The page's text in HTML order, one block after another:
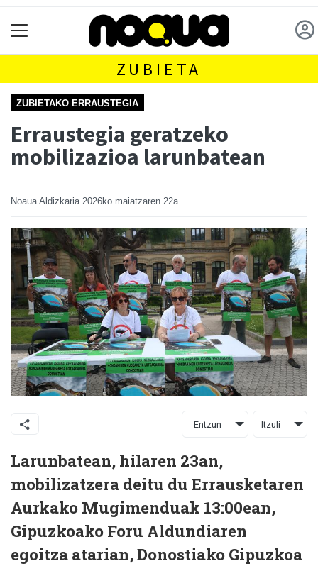
ZUBIETA
ZUBIETAKO ERRAUSTEGIA
Erraustegia geratzeko
mobilizazioa larunbatean
Noaua Aldizkaria 2026ko maiatzaren 22a
Entzun Itzuli
Larunbatean, hilaren 23an,
mobilizatzera deitu du Errausketaren
Aurkako Mugimenduak 13:00ean,
Gipuzkoako Foru Aldundiaren
egoitza atarian, Donostiako Gipuzkoa